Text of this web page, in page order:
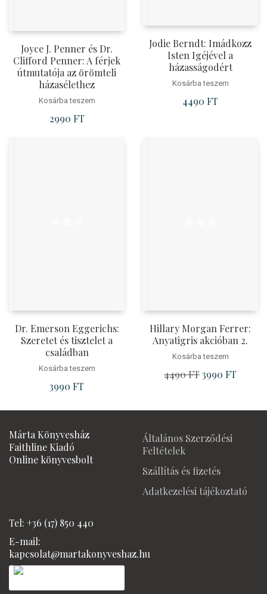
Joyce J. Penner és Dr.
Clifford Penner: A férjek
útmutatója az örömteli
házasélethez
Kosárba teszem
2990 FT
Jodie Berndt: Imádkozz
Isten Igéjével a
házasságodért
Kosárba teszem
4490 FT
Dr. Emerson Eggerichs:
Szeretet és tisztelet a
családban
Kosárba teszem
3990 FT
Hillary Morgan Ferrer:
Anyatigris akcióban 2.
Kosárba teszem
4490FT Original
4490 Ft.
3990 FT
3990
Márta Könyvesház
Faithline Kiadó
Online könyvesbolt
Általános Szerződési
Feltételek
Szállítás és fizetés
Adatkezelési tájékoztató
Tel: +36 (17) 850 440
E-mail:
kapcsolat@martakonyveshaz.hu